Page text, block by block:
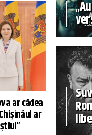
ar cădea
ar